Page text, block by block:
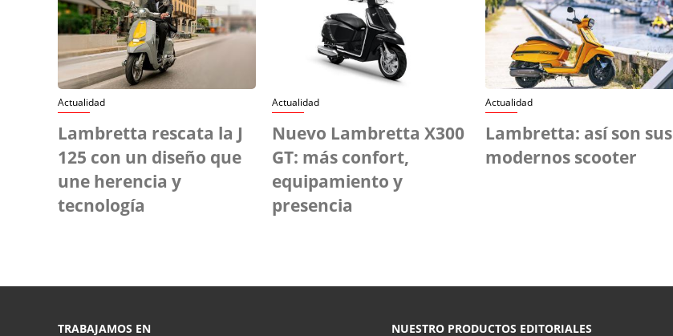
Actualidad
Lambretta rescata la J
125 con un diseño que
une herencia y
tecnología
Actualidad
Nuevo Lambretta X300
GT: más confort,
equipamiento y
presencia
Actualidad
Lambretta: así son sus
modernos scooter
TRABAJAMOS EN NUESTRO PRODUCTOS EDITORIALES